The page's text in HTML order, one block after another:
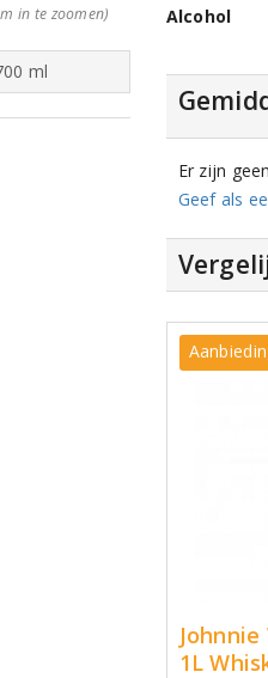
in te zoomen)
ml
Alcohol
Er zijn
Geef als
1L